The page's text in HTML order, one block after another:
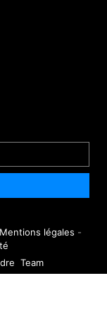
Mentions légales -
Team